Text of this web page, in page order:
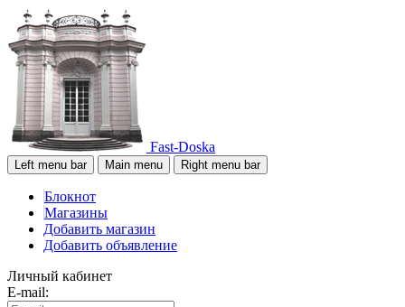
Fast-Doska
Left menu bar Main menu Right menu bar
Блокнот
Магазины
Добавить магазин
Добавить объявление
Личный кабинет
E-mail: